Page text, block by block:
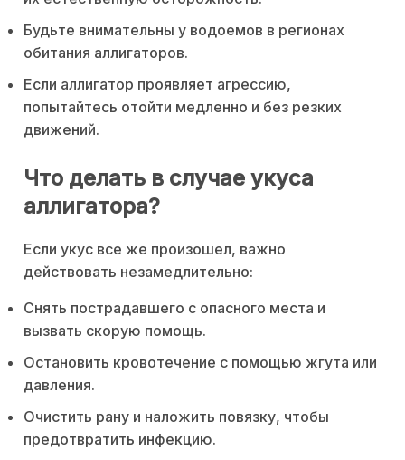
Будьте внимательны у водоемов в регионах
обитания аллигаторов.
Если аллигатор проявляет агрессию,
попытайтесь отойти медленно и без резких
движений.
Что делать в случае укуса
аллигатора?
Если укус все же произошел, важно
действовать незамедлительно:
Снять пострадавшего с опасного места и
вызвать скорую помощь.
Остановить кровотечение с помощью жгута или
давления.
Очистить рану и наложить повязку, чтобы
предотвратить инфекцию.